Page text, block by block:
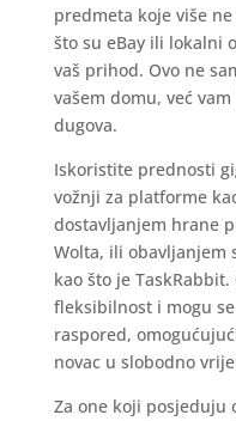
predmeta koje više
što su eBay ili lokalni
vaš prihod. Ovo ne
vašem domu, već
dugova.
Iskoristite prednosti
vožnji za platforme
dostavljanjem hrane
Wolta, ili obavljanjem
kao što je
fleksibilnost i mogu
raspored,
novac u slobodno
Za one koji posjeduju